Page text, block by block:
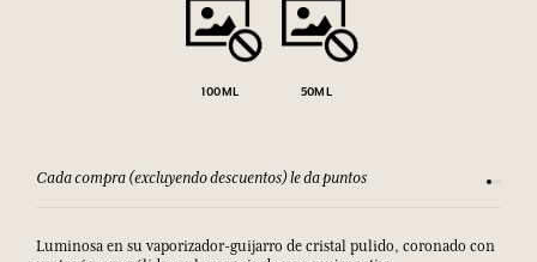
100ML 50ML
Cada compra (excluyendo descuentos) le da puntos
Luminosa en su vaporizador-guijarro de cristal pulido, coronado con